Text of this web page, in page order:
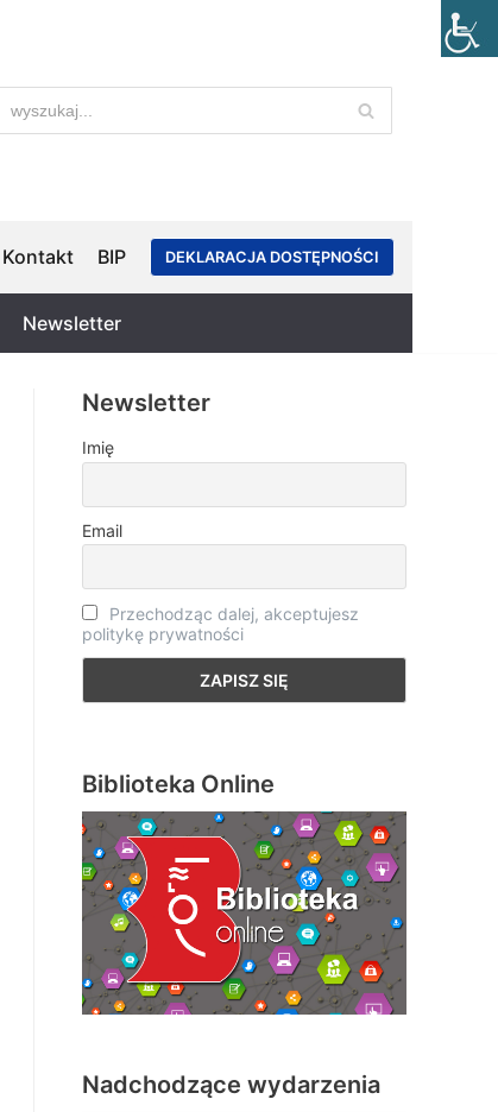
Kontakt BIP DEKLARACJA DOSTĘPNOŚCI
Newsletter
Newsletter
Imię
Email
Przechodząc dalej, akceptujesz
politykę prywatności
Biblioteka Online
Nadchodzące wydarzenia